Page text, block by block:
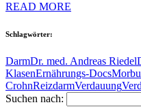
READ MORE
Schlagwörter:
DarmDr. med. Andreas Riedel
KlasenErnährungs-Docs
CrohnReizdarmVerdauung
Suchen nach: